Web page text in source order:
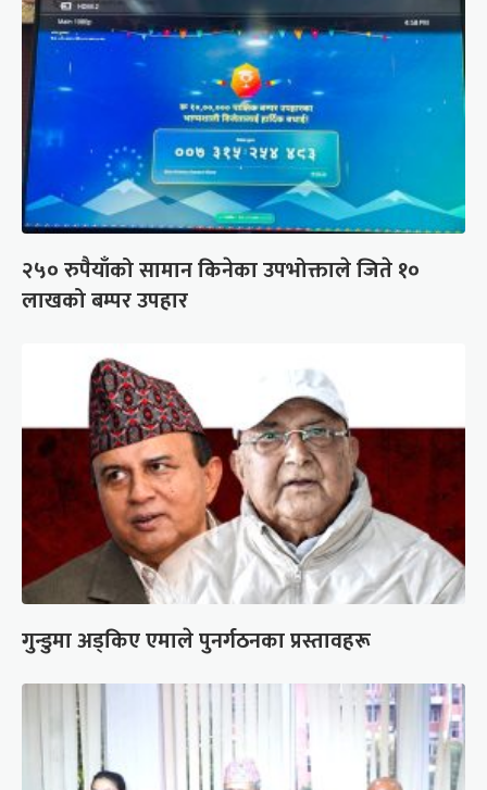
२५० रुपैयाँको सामान किनेका उपभोक्ताले जिते १०
लाखको बम्पर उपहार
गुन्डुमा अड्किए एमाले पुनर्गठनका प्रस्तावहरू